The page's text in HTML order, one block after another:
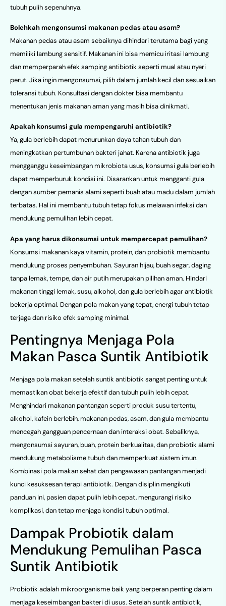
tubuh pulih sepenuhnya.
Bolehkah mengonsumsi makanan pedas atau asam?
Makanan pedas atau asam sebaiknya dihindari terutama bagi yang
memiliki lambung sensitif. Makanan ini bisa memicu iritasi lambung
dan memperparah efek samping antibiotik seperti mual atau nyeri
perut. Jika ingin mengonsumsi, pilih dalam jumlah kecil dan sesuaikan
toleransi tubuh. Konsultasi dengan dokter bisa membantu
menentukan jenis makanan aman yang masih bisa dinikmati.
Apakah konsumsi gula mempengaruhi antibiotik?
Ya, gula berlebih dapat menurunkan daya tahan tubuh dan
meningkatkan pertumbuhan bakteri jahat. Karena antibiotik juga
mengganggu keseimbangan mikrobiota usus, konsumsi gula berlebih
dapat memperburuk kondisi ini. Disarankan untuk mengganti gula
dengan sumber pemanis alami seperti buah atau madu dalam jumlah
terbatas. Hal ini membantu tubuh tetap fokus melawan infeksi dan
mendukung pemulihan lebih cepat.
Apa yang harus dikonsumsi untuk mempercepat pemulihan?
Konsumsi makanan kaya vitamin, protein, dan probiotik membantu
mendukung proses penyembuhan. Sayuran hijau, buah segar, daging
tanpa lemak, tempe, dan air putih merupakan pilihan aman. Hindari
makanan tinggi lemak, susu, alkohol, dan gula berlebih agar antibiotik
bekerja optimal. Dengan pola makan yang tepat, energi tubuh tetap
terjaga dan risiko efek samping minimal.
Pentingnya Menjaga Pola
Makan Pasca Suntik Antibiotik
Menjaga pola makan setelah suntik antibiotik sangat penting untuk
memastikan obat bekerja efektif dan tubuh pulih lebih cepat.
Menghindari makanan pantangan seperti produk susu tertentu,
alkohol, kafein berlebih, makanan pedas, asam, dan gula membantu
mencegah gangguan pencernaan dan interaksi obat. Sebaliknya,
mengonsumsi sayuran, buah, protein berkualitas, dan probiotik alami
mendukung metabolisme tubuh dan memperkuat sistem imun.
Kombinasi pola makan sehat dan pengawasan pantangan menjadi
kunci kesuksesan terapi antibiotik. Dengan disiplin mengikuti
panduan ini, pasien dapat pulih lebih cepat, mengurangi risiko
komplikasi, dan tetap menjaga kondisi tubuh optimal.
Dampak Probiotik dalam
Mendukung Pemulihan Pasca
Suntik Antibiotik
Probiotik adalah mikroorganisme baik yang berperan penting dalam
menjaga keseimbangan bakteri di usus. Setelah suntik antibiotik,